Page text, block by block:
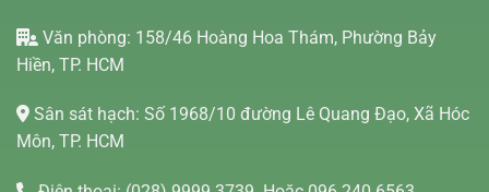
Văn phòng: 158/46 Hoàng Hoa Thám, Phường Bảy
Hiền, TP. HCM
Sân sát hạch: Số 1968/10 đường Lê Quang Đạo, Xã Hóc
Môn, TP. HCM